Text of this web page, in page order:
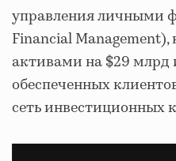
управления личными
Financial
активами на $29 млрд
обеспеченных
сеть инвестиционных